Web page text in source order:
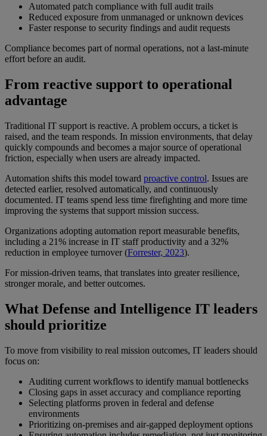
Automated patch compliance with full audit trails
Reduced exposure from unmanaged or unknown devices
Faster response to security findings and audit requests
Compliance becomes part of normal operations, not a last-minute
effort before an audit.
From reactive support to operational
advantage
Traditional IT support is reactive. A problem occurs, a ticket is
raised, and the team responds. In mission environments, that delay
quickly compounds and becomes a major source of operational
friction, especially when users are already impacted.
Automation shifts this model toward proactive control. Issues are
detected earlier, resolved automatically, and continuously
documented. IT teams spend less time firefighting and more time
improving the systems that support mission success.
Organizations adopting automation report measurable benefits,
including a 21% increase in IT staff productivity and a 32%
reduction in employee turnover (Forrester, 2023).
For mission-driven teams, that translates into greater resilience,
stronger morale, and better outcomes.
What Defense and Intelligence IT leaders
should prioritize
To move from visibility to real mission outcomes, IT leaders should
focus on:
Auditing current workflows to identify manual bottlenecks
Closing gaps in asset accuracy and compliance reporting
Selecting platforms proven in federal and defense
environments
Prioritizing on-premises and air-gapped deployment options